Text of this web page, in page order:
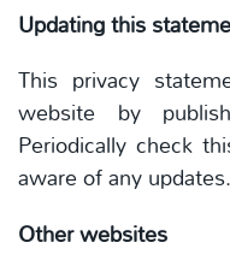
Updating this
This privacy
website by
Periodically check
aware of any updates.
Other websites